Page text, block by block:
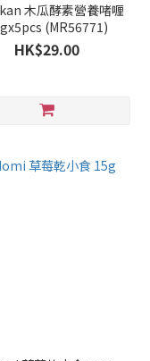
木瓜酵素營養啫喱
(MR56771)
HK$29.00